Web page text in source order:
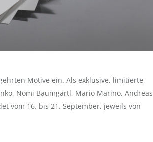
Motive ein. Als exklusive, limitierte
Nomi Baumgartl, Mario Marino, Andreas
vom 16. bis 21. September, jeweils von